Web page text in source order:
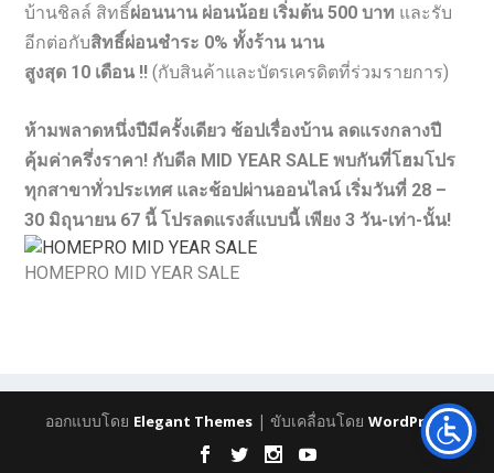
บ้านชิลล์ สิทธิ์ผ่อนนาน ผ่อนน้อย เริ่มต้น500 บาท และรับ
อีกต่อกับสิทธิ์ผ่อนชำระ 0% ทั้งร้าน นาน
สูงสุด 10 เดือน !! (กับสินค้าและบัตรเครดิตที่ร่วมรายการ)
ห้ามพลาดหนึ่งปีมีครั้งเดียว ช้อปเรื่องบ้าน ลดแรงกลางปี
คุ้มค่าครึ่งราคา! กับดีล MID YEAR SALE พบกันที่โฮมโปร
ทุกสาขาทั่วประเทศ และช้อปผ่านออนไลน์ เริ่มวันที่ 28 –
30 มิถุนายน 67 นี้ โปรลดแรงส์แบบนี้ เพียง 3 วัน-เท่า-นั้น!
HOMEPRO MID YEAR SALE
ออกแบบโดย Elegant Themes | ขับเคลื่อนโดย WordPress